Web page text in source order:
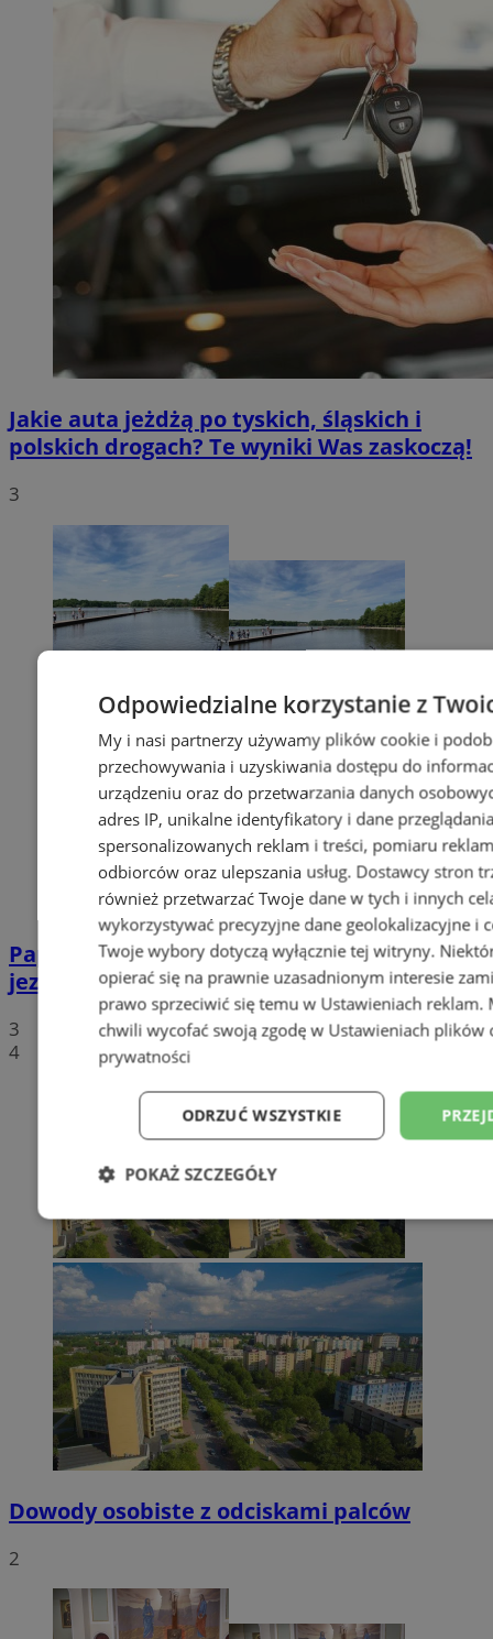
Jakie auta jeżdżą po tyskich, śląskich i
polskich drogach? Te wyniki Was zaskoczą!
3
Paprocany: 23-letni mężczyzna utopił się w
jeziorze
3
4
Dowody osobiste z odciskami palców
2
Odpowiedzialne korzystanie z
My i nasi partnerzy używamy plików cookie i
przechowywania i uzyskiwania dostępu do
urządzeniu oraz do przetwarzania danych
adres IP, unikalne identyfikatory i dane
spersonalizowanych reklam i treści, pomiaru
odbiorców oraz ulepszania usług. Dostawcy stron
również przetwarzać Twoje dane w tych i innych
wykorzystywać precyzyjne dane geolokalizacyjne i
Twoje wybory dotyczą wyłącznie tej witryny.
opierać się na prawnie uzasadnionym interesie
prawo sprzeciwić się temu w Ustawieniach reklam.
chwili wycofać swoją zgodę w Ustawieniach plików
prywatności
ODRZUĆ WSZYSTKIE
POKAŻ SZCZEGÓŁY
Niezbędne Wydajność
Niesklasyfikowane
Niezbędne Wydajność Targetowanie
Niezbędne pliki cookie umożliwiają korzystanie z podstawowych
takich jak logowanie użytkownika i zarządzanie kontem. Bez
SessID
mojetychy.pl